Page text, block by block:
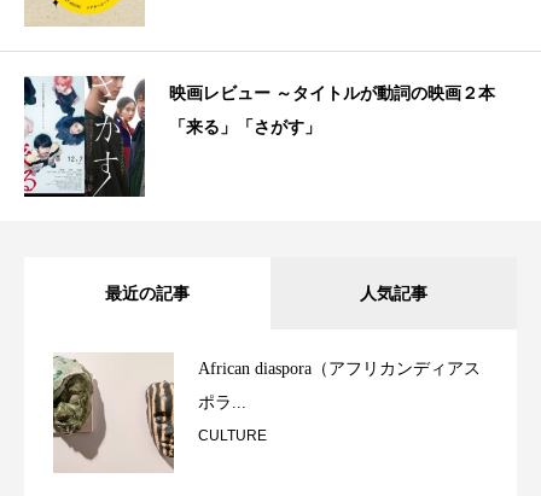
映画レビュー ～タイトルが動詞の映画２本
「来る」「さがす」
最近の記事 人気記事
African diaspora（アフリカンディアス
ポラ...
CULTURE